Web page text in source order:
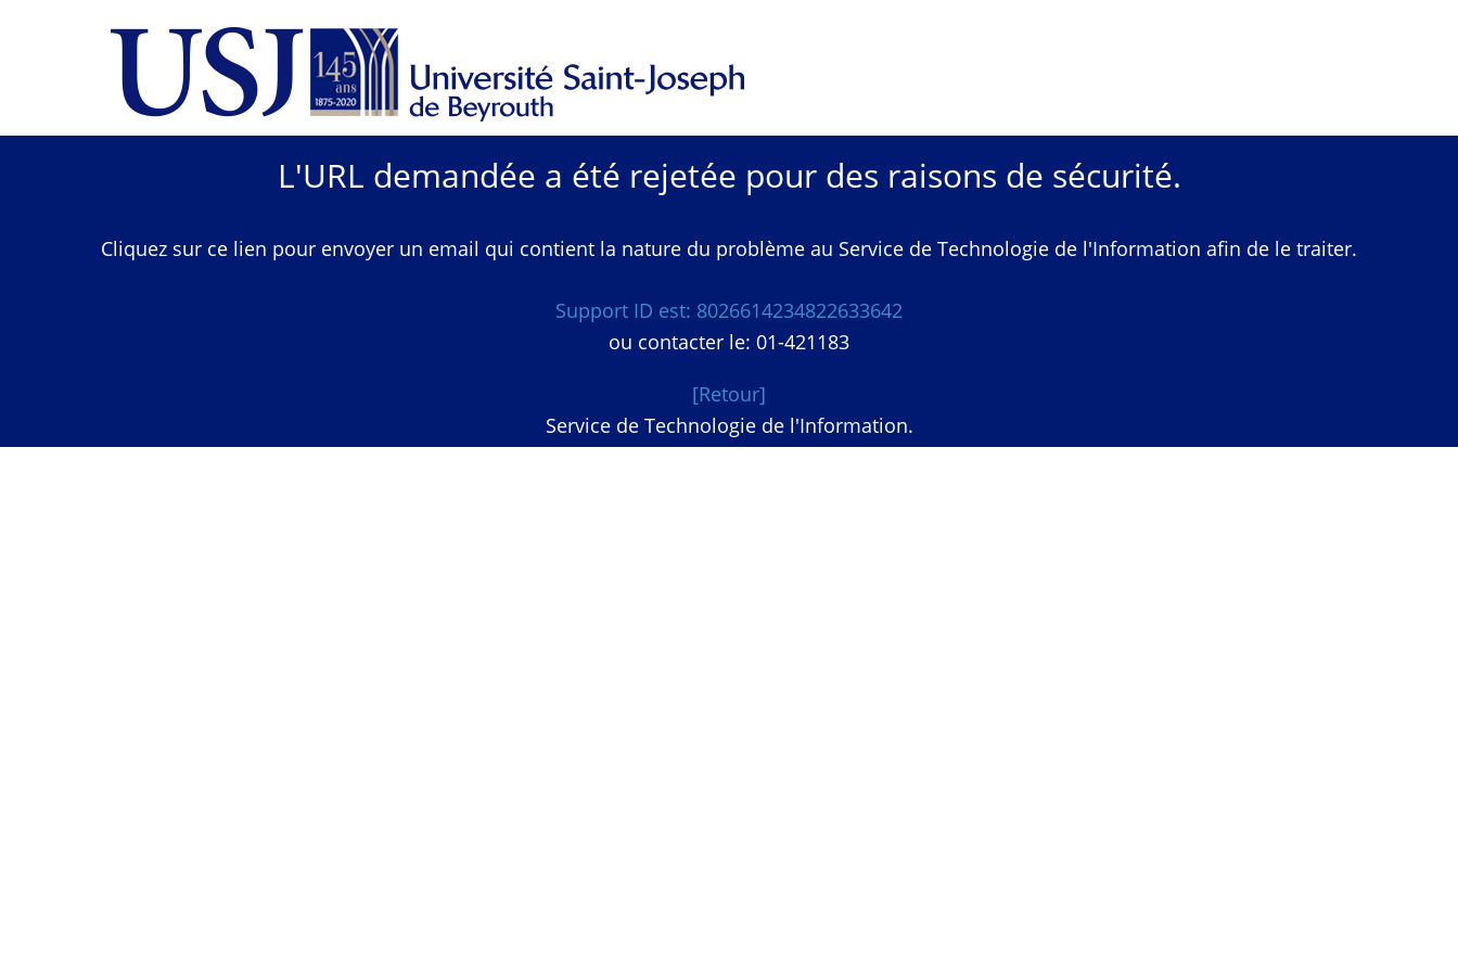
L'URL demandée a été rejetée pour des raisons de sécurité.
Cliquez sur ce lien pour envoyer un email qui contient la nature du problème au Service de Technologie de l'Information afin de le traiter.
Support ID est: 8026614234822633642
ou contacter le: 01-421183
[Retour]
Service de Technologie de l'Information.